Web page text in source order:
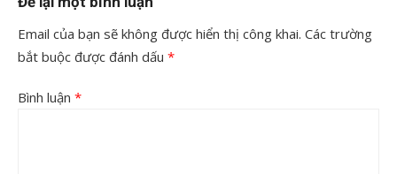
Email của bạn sẽ không được hiển thị công khai. Các trường
bắt buộc được đánh dấu *
Bình luận *